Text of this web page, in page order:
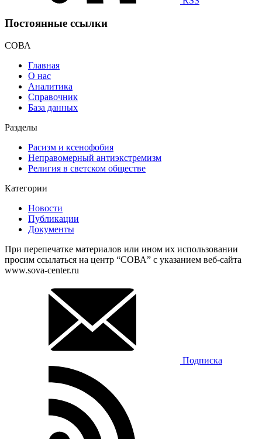
Постоянные ссылки
СОВА
Главная
О нас
Аналитика
Справочник
База данных
Разделы
Расизм и ксенофобия
Неправомерный антиэкстремизм
Религия в светском обществе
Категории
Новости
Публикации
Документы
При перепечатке материалов или ином их использовании
просим ссылаться на центр “СОВА” с указанием веб-сайта
www.sova-center.ru
Подписка